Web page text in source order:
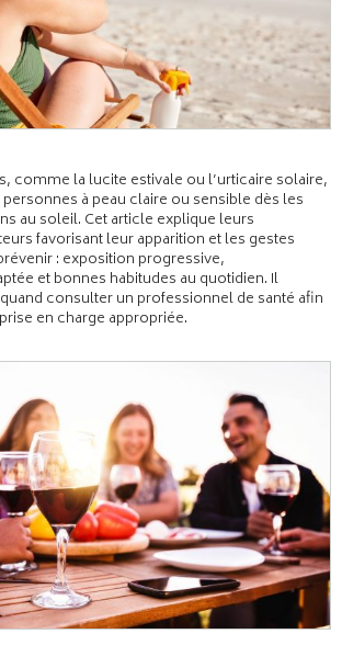
comme la lucite estivale ou l’urticaire solaire,
à peau claire ou sensible dès les
au soleil. Cet article explique leurs
favorisant leur apparition et les gestes
: exposition progressive,
et bonnes habitudes au quotidien. Il
consulter un professionnel de santé afin
en charge appropriée.